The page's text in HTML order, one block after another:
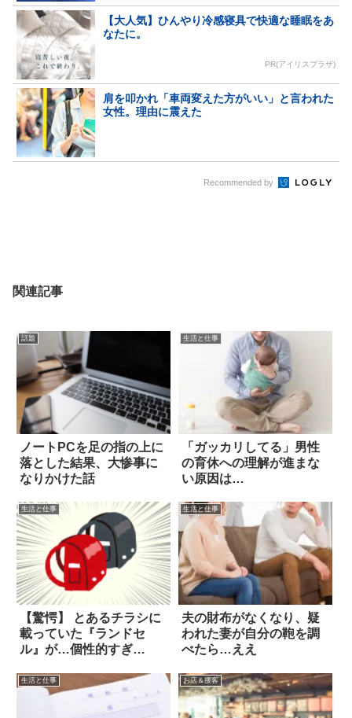
【大人気】ひんやり冷感寝具で快適な睡眠をあ
なたに。
PR(アイリスプラザ)
肩を叩かれ「車両変えた方がいい」と言われた
女性。理由に震えた
Recommended by
関連記事
話題
ノートPCを足の指の上に
落とした結果、大惨事に
なりかけた話
生活と仕事
「ガッカリしてる」男性
の育休への理解が進まな
い原因は…
生活と仕事
【驚愕】 とあるチラシに
載っていた『ランドセ
ル』が…個性的すぎ
生活と仕事
夫の財布がなくなり、疑
われた妻が自分の鞄を調
べたら…ええ
生活と仕事 お店＆接客